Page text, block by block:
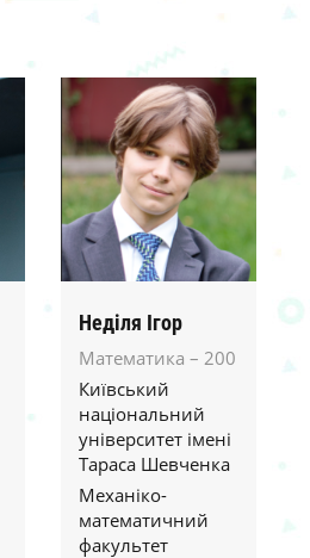
Неділя Ігор
Математика – 200
Київський
національний
університет імені
Тараса Шевченка
Механіко-
математичний
факультет